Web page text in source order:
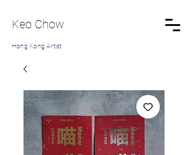
Keo Chow
Hong Kong Artist